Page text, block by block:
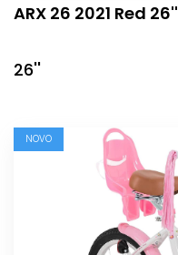
ARX 26 2021 Red 26''
26''
NOVO